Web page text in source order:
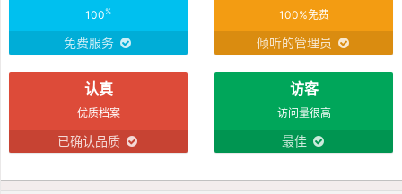
100%
免费服务
100%免费
倾听的管理员
认真
优质档案
已确认品质
访客
访问量很高
最佳